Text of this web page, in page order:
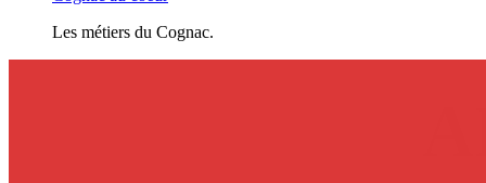
Les métiers du Cognac.